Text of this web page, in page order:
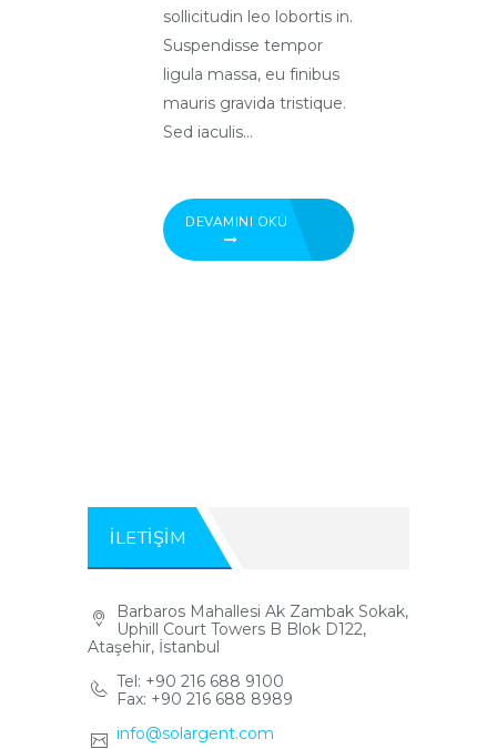
İLETİŞİM
Barbaros Mahallesi Ak Zambak Sokak,
Uphill Court Towers B Blok D122,
Ataşehir, İstanbul
Tel: +90 216 688 9100
Fax: +90 216 688 8989
info@solargent.com
sollicitudin leo lobortis in.
Suspendisse tempor
ligula massa, eu finibus
mauris gravida tristique.
Sed iaculis...
DEVAMINI OKU